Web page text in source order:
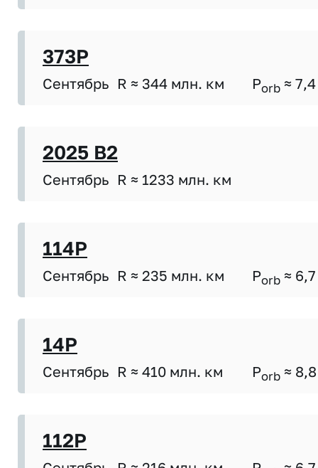
373P
Сентябрь R ≈ 344 млн. км Porb ≈ 7,4
2025 B2
Сентябрь R ≈ 1233 млн. км
114P
Сентябрь R ≈ 235 млн. км Porb ≈ 6,7
14P
Сентябрь R ≈ 410 млн. км Porb ≈ 8,8
112P